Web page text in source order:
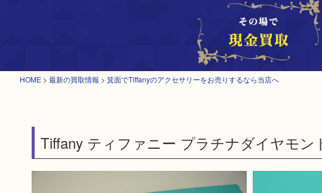
HOME > 最新の買取情報 > 箕面でTiffanyのアクセサリーをお売りするなら当店へ
Tiffany ティファニー プラチナダイヤモ